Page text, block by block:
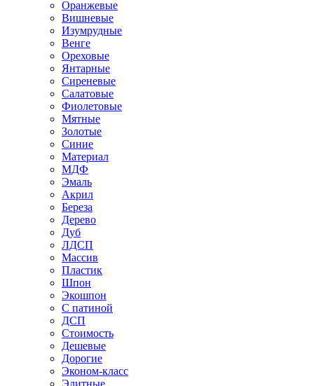
Оранжевые
Вишневые
Изумрудные
Венге
Ореховые
Янтарные
Сиреневые
Салатовые
Фиолетовые
Мятные
Золотые
Синие
Материал
МДФ
Эмаль
Акрил
Береза
Дерево
Дуб
ЛДСП
Массив
Пластик
Шпон
Экошпон
С патиной
ДСП
Стоимость
Дешевые
Дорогие
Эконом-класс
Элитные